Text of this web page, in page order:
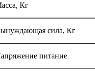
Кг
сила, Кг
питание